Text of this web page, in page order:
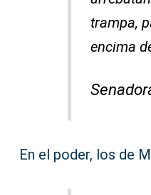
trampa,
encima
En el poder, los de